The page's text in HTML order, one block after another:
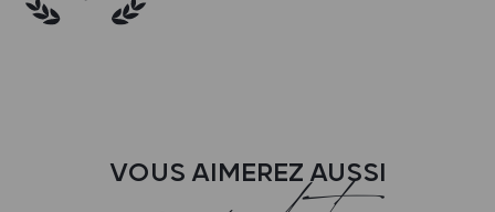
VOUS AIMEREZ AUSSI